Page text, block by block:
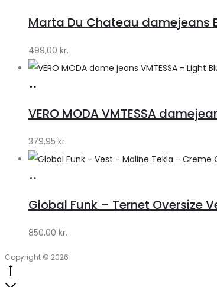
Klædeskabet.dk
Marta Du Chateau damejeans
499,00 kr.
Klædeskabet.dk
VERO MODA VMTESSA
379,95 kr.
Lykke
by
Global Funk – Ternet Oversize
850,00 kr.
Copyright © 2026